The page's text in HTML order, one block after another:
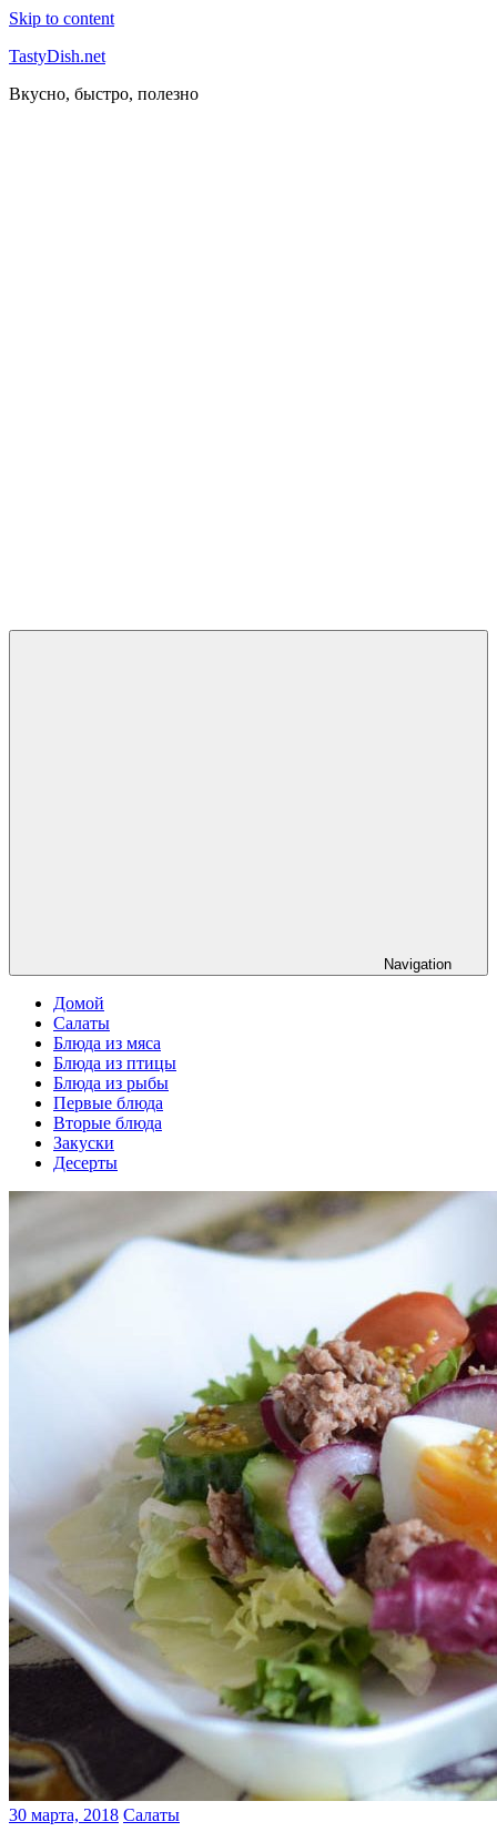
Skip to content
TastyDish.net
Вкусно, быстро, полезно
Navigation
Домой
Салаты
Блюда из мяса
Блюда из птицы
Блюда из рыбы
Первые блюда
Вторые блюда
Закуски
Десерты
30 марта, 2018 Салаты